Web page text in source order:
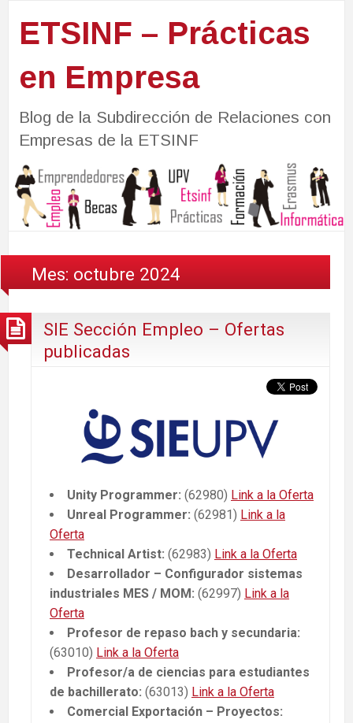
ETSINF – Prácticas
en Empresa
Blog de la Subdirección de Relaciones con
Empresas de la ETSINF
Mes: octubre 2024
SIE Sección Empleo – Ofertas
publicadas
Unity Programmer: (62980) Link a la Oferta
Unreal Programmer: (62981) Link a la
Oferta
Technical Artist: (62983) Link a la Oferta
Desarrollador – Configurador sistemas
industriales MES / MOM: (62997) Link a la
Oferta
Profesor de repaso bach y secundaria:
(63010) Link a la Oferta
Profesor/a de ciencias para estudiantes
de bachillerato: (63013) Link a la Oferta
Comercial Exportación – Proyectos: